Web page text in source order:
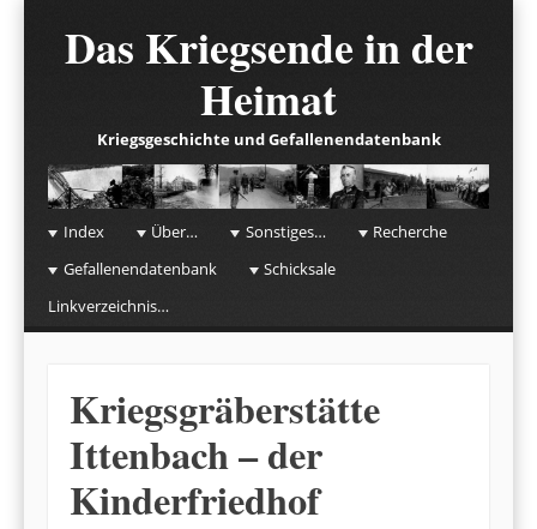
Das Kriegsende in der
Heimat
Kriegsgeschichte und Gefallenendatenbank
☰Menu
Skip to content
Index Über… Sonstiges…
Recherche
Gefallenendatenbank
Schicksale
Linkverzeichnis…
Kriegsgräberstätte
Ittenbach – der
Kinderfriedhof